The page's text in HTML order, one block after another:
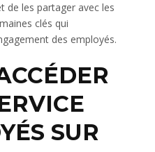
de les partager avec les
clés qui
des employés.
SUR